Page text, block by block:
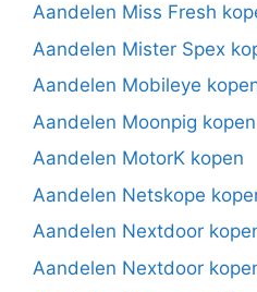
Aandelen Miss Fresh
Aandelen Mister Spex
Aandelen Mobileye
Aandelen Moonpig kopen
Aandelen MotorK kopen
Aandelen Netskope
Aandelen Nextdoor
Aandelen Nextdoor